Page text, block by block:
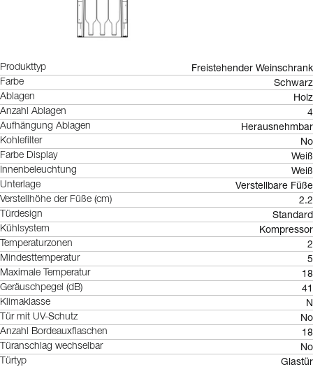
Produkttyp Freistehender Weinschrank
Farbe Schwarz
Ablagen Holz
Anzahl Ablagen 4
Aufhängung Ablagen Herausnehmbar
Kohlefilter No
Farbe Display Weiß
Innenbeleuchtung Weiß
Unterlage Verstellbare Füße
Verstellhöhe der Füße (cm) 2.2
Türdesign Standard
Kühlsystem Kompressor
Temperaturzonen 2
Mindesttemperatur 5
Maximale Temperatur 18
Geräuschpegel (dB) 41
Klimaklasse N
Tür mit UV-Schutz No
Anzahl Bordeauxflaschen 18
Türanschlag wechselbar No
Türtyp Glastür